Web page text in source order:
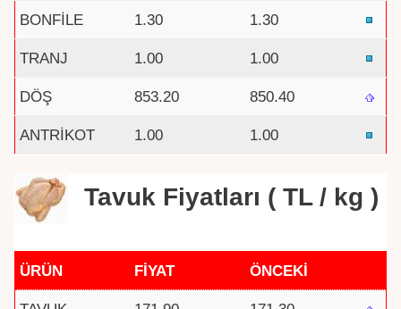
BONFİLE 1.30 1.30
TRANJ 1.00 1.00
DÖŞ 853.20 850.40
ANTRİKOT 1.00 1.00
Tavuk Fiyatları ( TL / kg )
ÜRÜN FİYAT ÖNCEKİ